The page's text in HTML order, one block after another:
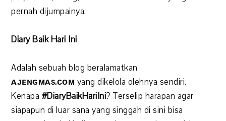
pernah dijumpainya.
Diary Baik Hari Ini
Adalah sebuah blog beralamatkan
ᴀᴊᴇɴɢᴍᴀs.ᴄᴏᴍ yang dikelola olehnya sendiri.
Kenapa #DiaryBaikHariIni? Terselip harapan agar
siapapun di luar sana yang singgah di sini bisa